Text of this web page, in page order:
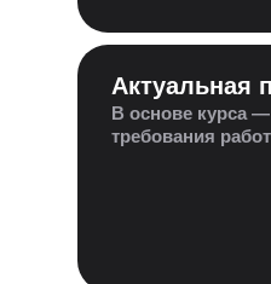
Актуальная
В основе курса
требования